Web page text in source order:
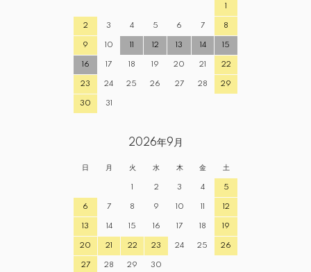
1
2 3 4 5 6 7 8
9 10 11 12 13 14 15
16 17 18 19 20 21 22
23 24 25 26 27 28 29
30 31
2026年9月
日 月 火 水 木 金 土
1 2 3 4 5
6 7 8 9 10 11 12
13 14 15 16 17 18 19
20 21 22 23 24 25 26
27 28 29 30